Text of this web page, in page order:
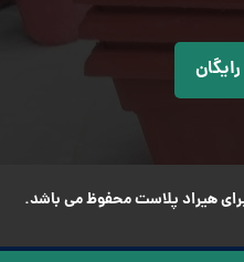
هیراد پلاست محفوظ می باشد.